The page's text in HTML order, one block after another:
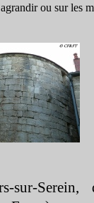
ou sur les
sur-Serein,